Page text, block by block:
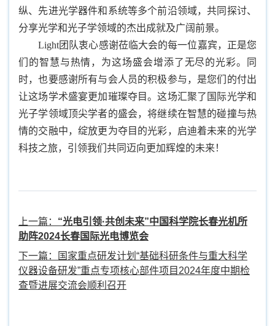
纵、先进光学器件和系统等多个前沿领域，共同探讨、
分享光学和光子学领域的杰出成就及广阔前景。
Light团队衷心感谢莅临大会的每一位嘉宾，正是您
们的智慧与热情，为这场盛会增添了无尽的光彩。同
时，也要感谢所有与会人员的积极参与，是您们的付出
让这场学术盛宴更加璀璨夺目。这场汇聚了国际光学和
光子学领域顶尖学者的盛会，将继续在智慧的碰撞与热
情的交融中，绽放更为夺目的光彩，启迪着未来的光学
科技之旅，引领我们共同迈向更加辉煌的未来！
上一篇： “光电引领·共创未来”中国科学院长春光机所
助阵2024长春国际光电博览会
下一篇：国家重点研发计划“基础科研条件与重大科学
仪器设备研发”重点专项核心部件项目2024年度中期检
查暨进展交流会顺利召开